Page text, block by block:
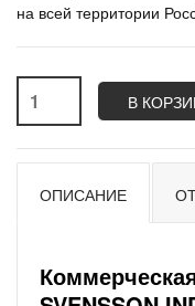
на всей территории
В
ОПИСАНИЕ